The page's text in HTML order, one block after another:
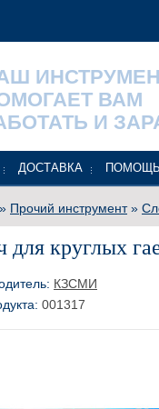
ВАМ
И
ДОСТАВКА ПОМОЩЬ
» Прочий инструмент»
для круглых
КЗСМИ
001317